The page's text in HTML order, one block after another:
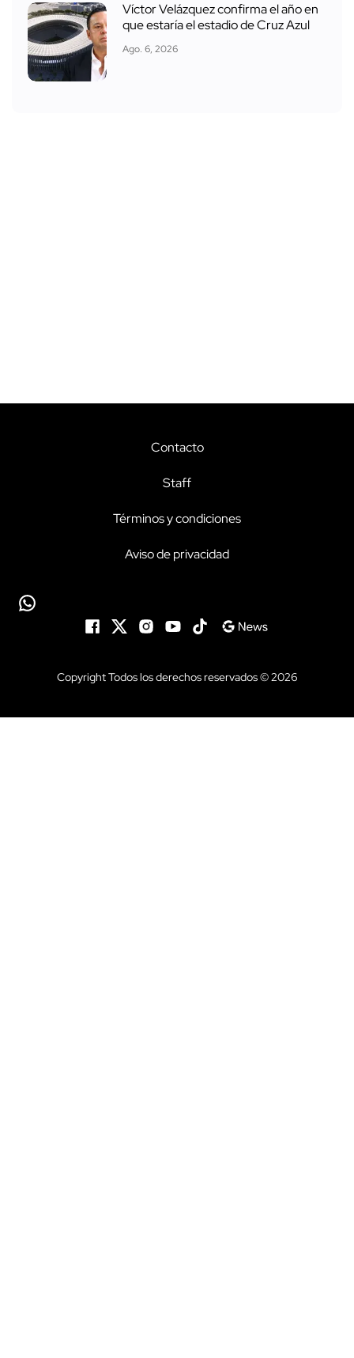
Víctor Velázquez confirma el año en
que estaría el estadio de Cruz Azul
Ago. 6, 2026
Contacto
Staff
Términos y condiciones
Aviso de privacidad
Copyright Todos los derechos reservados © 2026